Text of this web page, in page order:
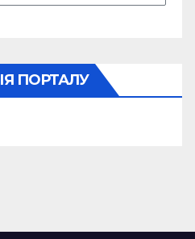
ПОРТАЛУ